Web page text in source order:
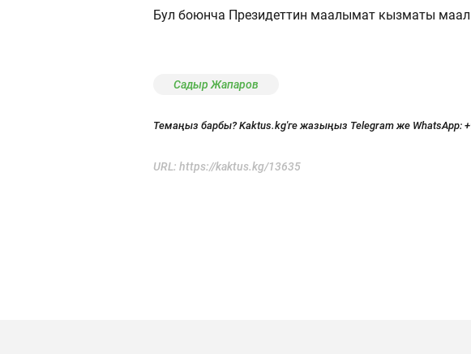
Бул боюнча Президеттин маалымат кызматы
Садыр Жапаров
Темаңыз барбы? Kaktus.kg'ге жазыңыз Telegram же WhatsApp:
URL: https://kaktus.kg/13635